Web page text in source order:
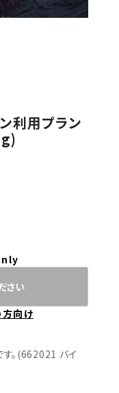
利用プラン
さい
向け
。(662021 バイ